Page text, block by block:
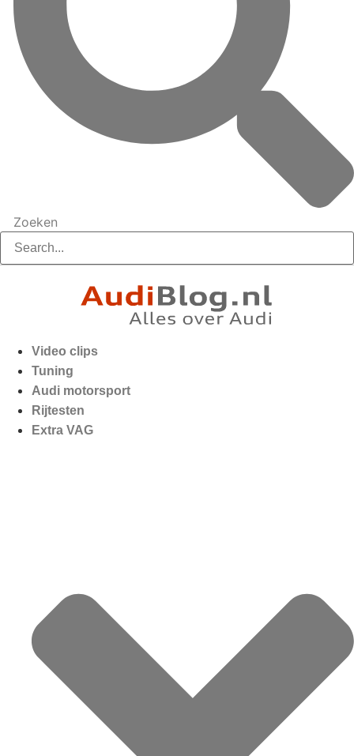
Zoeken
Video clips
Tuning
Audi motorsport
Rijtesten
Extra VAG